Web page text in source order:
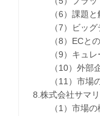
（6）課題と
（7）ビッグ
（8）ECとの
（9）キュレ
（10）外部企
（11）市場の
8.株式会社サマ
（1）市場の